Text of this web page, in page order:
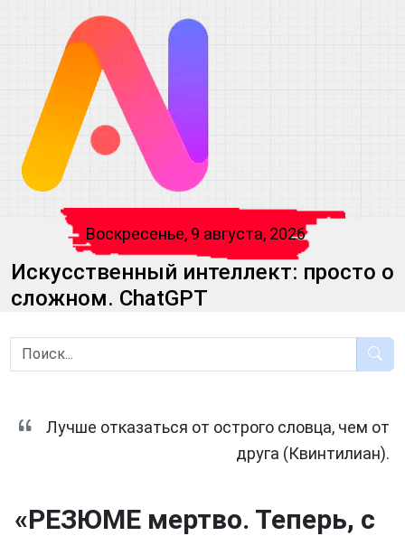
Воскресенье, 9 августа, 2026
Искусственный интеллект: просто о
сложном. ChatGPT
Лучше отказаться от острого словца, чем от
друга (Квинтилиан).
«РЕЗЮМЕ мертво. Теперь, с